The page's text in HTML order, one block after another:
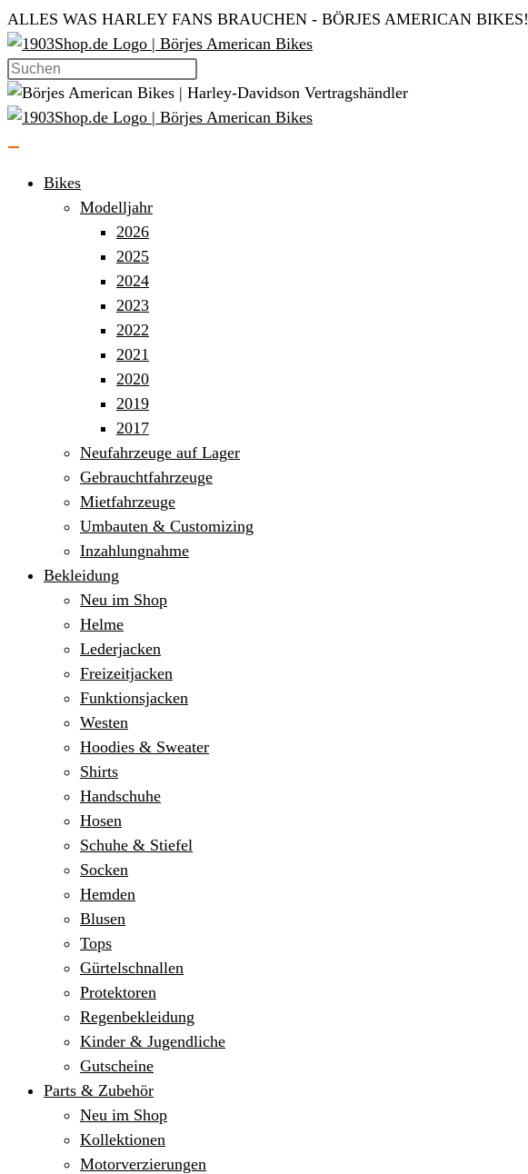
Zum
Inhalt
springen
ALLES WAS HARLEY FANS BRAUCHEN - BÖRJES AMERICAN BIKES!
Bikes
Modelljahr
2026
2025
2024
2023
2022
2021
2020
2019
2017
Neufahrzeuge auf Lager
Gebrauchtfahrzeuge
Mietfahrzeuge
Umbauten & Customizing
Inzahlungnahme
Bekleidung
Neu im Shop
Helme
Lederjacken
Freizeitjacken
Funktionsjacken
Westen
Hoodies & Sweater
Shirts
Handschuhe
Hosen
Schuhe & Stiefel
Socken
Hemden
Blusen
Tops
Gürtelschnallen
Protektoren
Regenbekleidung
Kinder & Jugendliche
Gutscheine
Parts & Zubehör
Neu im Shop
Kollektionen
Motorverzierungen